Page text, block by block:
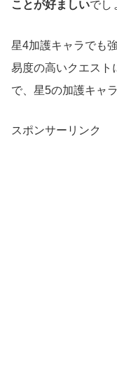
ことが好ましいでし
星4加護キャラでも
易度の高いクエスト
で、星5の加護キャ
スポンサーリンク